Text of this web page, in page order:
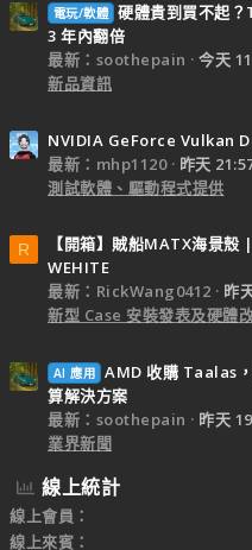
電玩/軟體 硬體貴到買不起
3 年內翻倍
最新：soothepain
今天
新品資訊
NVIDIA GeForce Vulkan
最新：mhp1120
昨天
測試軟體、驅動程式提供
R
【開箱】賊船MATX海景殼
WEHITE
最新：RickWang0412
昨
新型 Case 安裝發表及硬體
AI 應用 AMD 收購 Taalas
算解決方案
最新：soothepain
昨天
業界新聞
線上統計
線上會員
線上來賓